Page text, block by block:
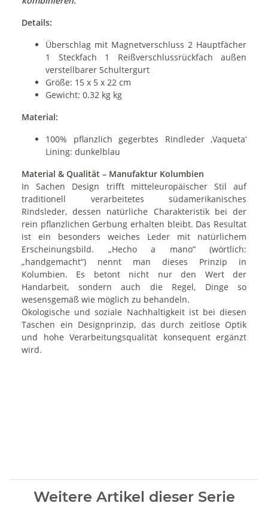
Details:
Überschlag mit Magnetverschluss 2 Hauptfächer
1 Steckfach 1 Reißverschlussrückfach außen
verstellbarer Schultergurt
Größe: 15 x 5 x 22 cm
Gewicht: 0.32 kg kg
Material:
100% pflanzlich gegerbtes Rindleder ‚Vaqueta‘
Lining: dunkelblau
Material & Qualität – Manufaktur Kolumbien
In Sachen Design trifft mitteleuropäischer Stil auf
traditionell verarbeitetes südamerikanisches
Rindsleder, dessen natürliche Charakteristik bei der
rein pflanzlichen Gerbung erhalten bleibt. Das Resultat
ist ein besonders weiches Leder mit natürlichem
Erscheinungsbild. „Hecho a mano“ (wörtlich:
„handgemacht“) nennt man dieses Prinzip in
Kolumbien. Es betont nicht nur den Wert der
Handarbeit, sondern auch die Regel, Dinge so
wesensgemäß wie möglich zu behandeln.
Ökologische und soziale Nachhaltigkeit ist bei diesen
Taschen ein Designprinzip, das durch zeitlose Optik
und hohe Verarbeitungsqualität konsequent ergänzt
wird.
Weitere Artikel dieser Serie